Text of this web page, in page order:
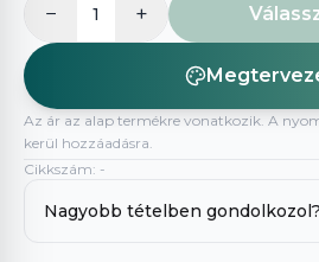
− 1 +
Az ár az alap termékre vonatkozik. A
kerül hozzáadásra.
Cikkszám: -
Nagyobb tételben gondolkozol?